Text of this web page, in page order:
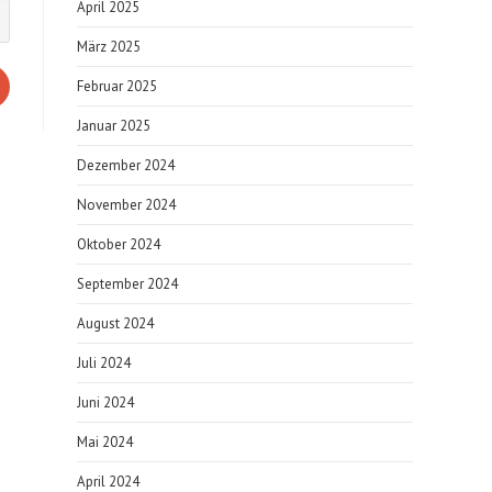
April 2025
März 2025
Februar 2025
Januar 2025
Dezember 2024
November 2024
Oktober 2024
September 2024
August 2024
Juli 2024
Juni 2024
Mai 2024
April 2024